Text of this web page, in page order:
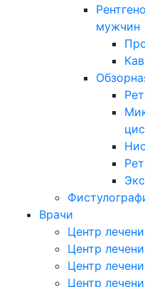
мужчин
Врачи
Центр
Центр
Центр
Центр